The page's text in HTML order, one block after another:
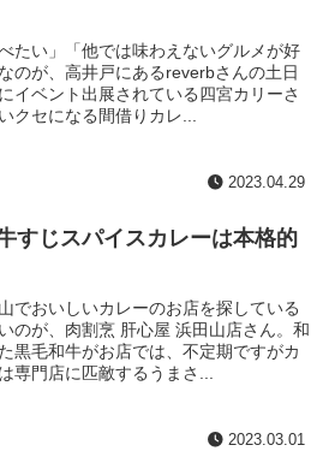
たい」「他では味わえないグルメが好
のが、高井戸にあるreverbさんの土日
イベント出展されている四宮カリーさ
クセになる間借りカレ...
2023.04.29
すじスパイスカレーは本格的
でおいしいカレーのお店を探している
のが、肉割烹 肝心屋 浜田山店さん。和
黒毛和牛がお店では、不定期ですがカ
専門店に匹敵するうまさ...
2023.03.01